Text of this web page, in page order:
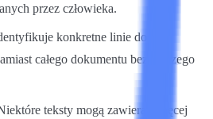
przez człowieka.
konkretne linie do
całego dokumentu bez dalszego
teksty mogą zawierać więcej